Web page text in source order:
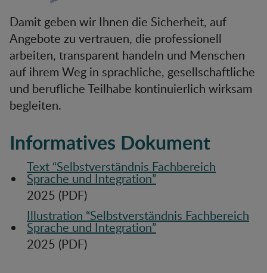
Damit geben wir Ihnen die Sicherheit, auf
Angebote zu vertrauen, die professionell
arbeiten, transparent handeln und Menschen
auf ihrem Weg in sprachliche, gesellschaftliche
und berufliche Teilhabe kontinuierlich wirksam
begleiten.
Informatives Dokument
Text “Selbstverständnis Fachbereich
Sprache und Integration”
2025 (PDF)
Illustration “Selbstverständnis Fachbereich
Sprache und Integration”
2025 (PDF)